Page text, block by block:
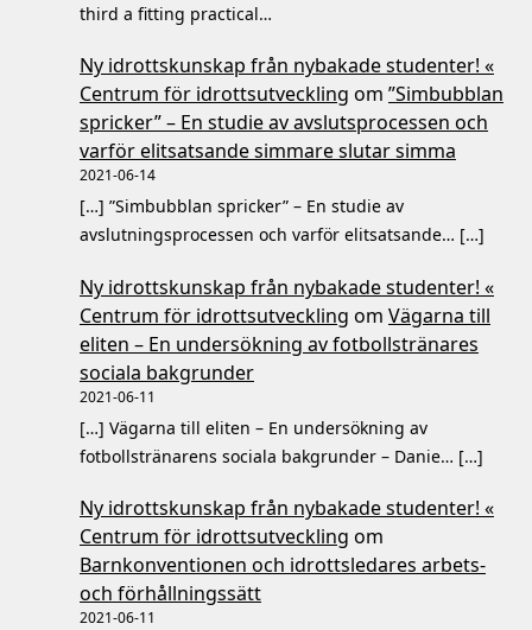
third a fitting practical…
Ny idrottskunskap från nybakade studenter! «
Centrum för idrottsutveckling om ”Simbubblan
spricker” – En studie av avslutsprocessen och
varför elitsatsande simmare slutar simma
2021-06-14
[…] ”Simbubblan spricker” – En studie av
avslutningsprocessen och varför elitsatsande… […]
Ny idrottskunskap från nybakade studenter! «
Centrum för idrottsutveckling om Vägarna till
eliten – En undersökning av fotbollstränares
sociala bakgrunder
2021-06-11
[…] Vägarna till eliten – En undersökning av
fotbollstränarens sociala bakgrunder – Danie… […]
Ny idrottskunskap från nybakade studenter! «
Centrum för idrottsutveckling om
Barnkonventionen och idrottsledares arbets-
och förhållningssätt
2021-06-11